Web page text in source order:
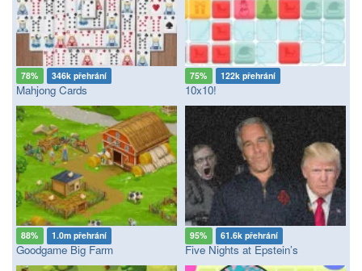
78% 346k přehrání
Mahjong Cards
75% 122k přehrání
10x10!
88% 1.0m přehrání
Goodgame Big Farm
95% 61.6k přehrání
Five Nights at Epstein’s